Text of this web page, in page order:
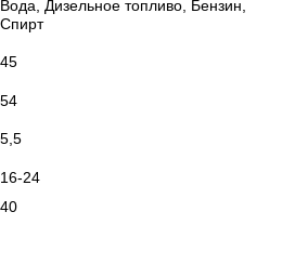
Вода, Дизельное топливо, Бензин,
Спирт
45
54
5,5
16-24
40